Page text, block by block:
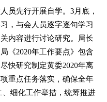
员先行开展自学。3月底，
，与会人员逐字逐句学习
内容进行讨论研究。局长
《2020年工作要点》包含
快研究制定黄委2020年离
重点任务落实，确保全年
、细化工作举措，统筹推进